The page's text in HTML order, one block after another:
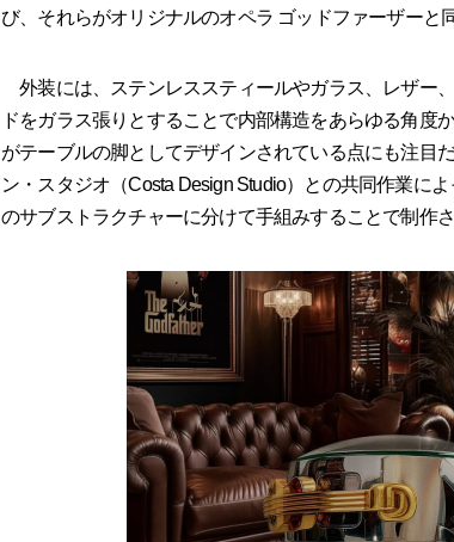
び、それらがオリジナルのオペラ ゴッドファーザーと
外装には、ステンレススティールやガラス、レザー
ドをガラス張りとすることで内部構造をあらゆる角度
がテーブルの脚としてデザインされている点にも注目
ン・スタジオ（Costa Design Studio）との共同作業に
のサブストラクチャーに分けて手組みすることで制作さ